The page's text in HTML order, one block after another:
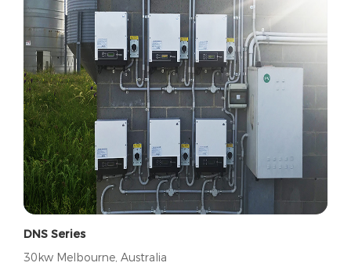
DNS Series
30kw Melbourne, Australia